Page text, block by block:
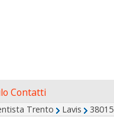
Contatti
Trento Lavis 38015